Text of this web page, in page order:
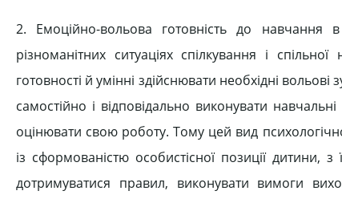
2. Емоційно-вольова готовність до навчання
різноманітних ситуаціях спілкування і
готовності й умінні здійснювати необхідні
самостійно і відповідально виконувати
оцінювати свою роботу. Тому цей вид
із сформованістю особистісної позиції дитини,
дотримуватися правил, виконувати вимоги